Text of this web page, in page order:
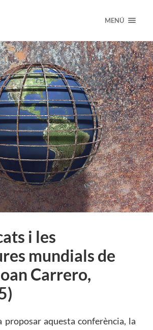
MENÚ
i les
mundials de
Carrero,
proposar aquesta conferència, la